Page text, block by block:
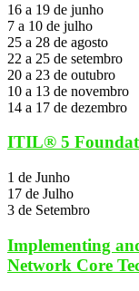
16 a 19 de junho
7 a 10 de julho
25 a 28 de agosto
22 a 25 de setembro
20 a 23 de outubro
10 a 13 de novembro
14 a 17 de dezembro
ITIL® 5
1 de Junho
17 de Julho
3 de Setembro
Implementing
Network Core